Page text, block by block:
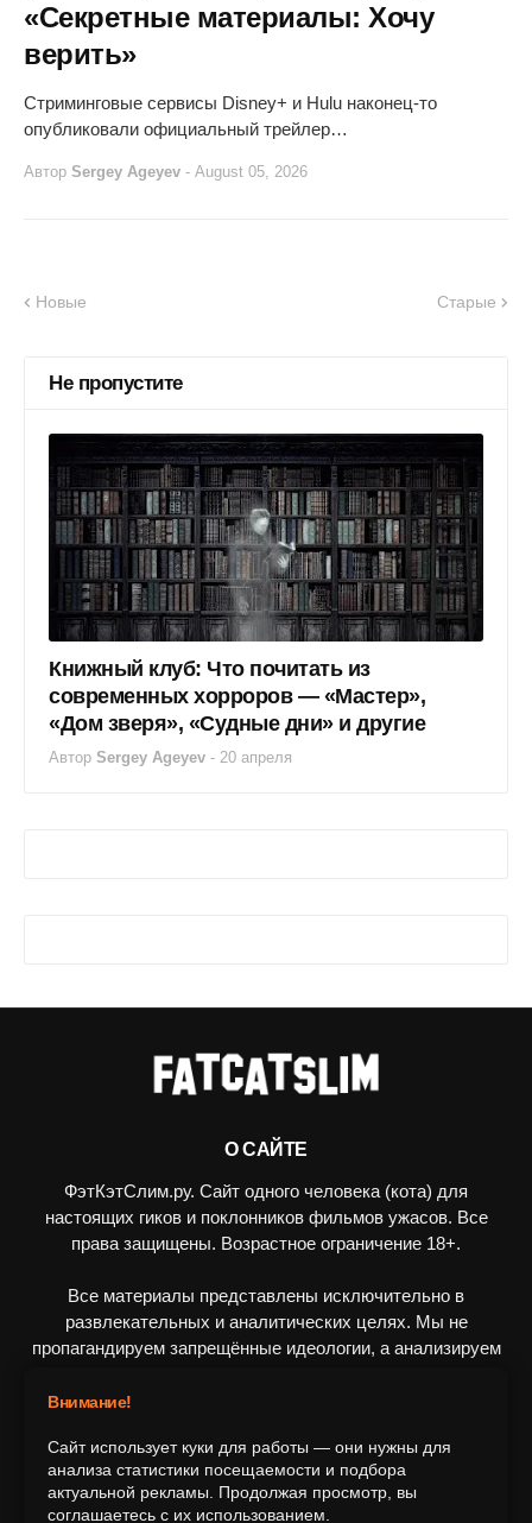
«Секретные материалы: Хочу
верить»
Стриминговые сервисы Disney+ и Hulu наконец-то
опубликовали официальный трейлер…
Автор Sergey Ageyev - August 05, 2026
Новые Старые
Не пропустите
Книжный клуб: Что почитать из
современных хорроров — «Мастер»,
«Дом зверя», «Судные дни» и другие
Автор Sergey Ageyev - 20 апреля
О САЙТЕ
ФэтКэтСлим.ру. Сайт одного человека (кота) для
настоящих гиков и поклонников фильмов ужасов. Все
права защищены. Возрастное ограничение 18+.
Все материалы представлены исключительно в
развлекательных и аналитических целях. Мы не
пропагандируем запрещённые идеологии, а анализируем
ПОДПИШИТЕСЬ НА НАС
Внимание!
Сайт использует куки для работы — они нужны для
анализа статистики посещаемости и подбора
актуальной рекламы. Продолжая просмотр, вы
соглашаетесь с их использованием.